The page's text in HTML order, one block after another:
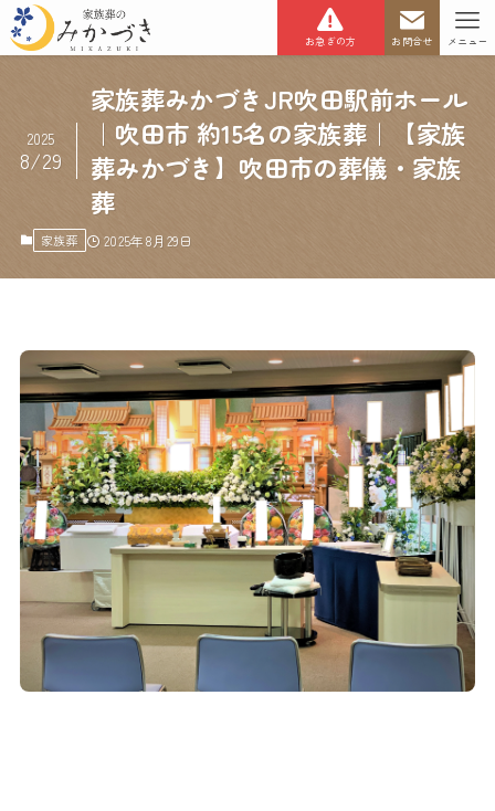
お急ぎの方 お問合せ メニュー
家族葬みかづきJR吹田駅前ホール
｜吹田市 約15名の家族葬｜【家族
葬みかづき】吹田市の葬儀・家族
葬
2025
8/29
家族葬 2025年8月29日